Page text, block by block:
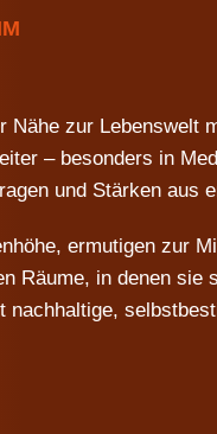
zur Lebenswelt
– besonders in
und Stärken aus
ermutigen zur
in denen
nachhaltige,